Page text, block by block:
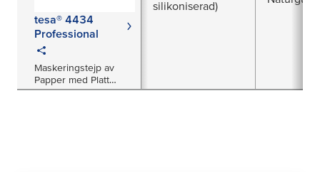
tesa® 4434
Professional
Maskeringstejp av
Papper med Platt
Bärarmaterial för
silikoniserad)